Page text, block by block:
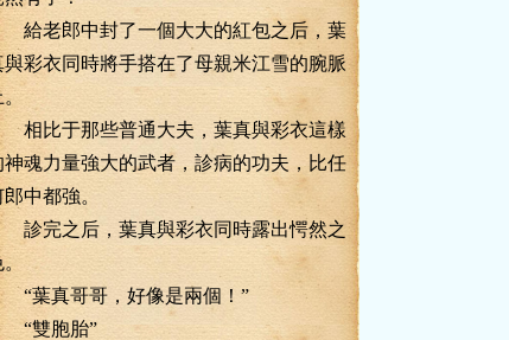
老郎中封了一個大大的紅包之后，葉
與彩衣同時將手搭在了母親米江雪的腕脈
。
比于那些普通大夫，葉真與彩衣這樣
神魂力量強大的武者，診病的功夫，比任
中都強。
完之后，葉真與彩衣同時露出愕然之
真哥哥，好像是兩個！”
胞胎”